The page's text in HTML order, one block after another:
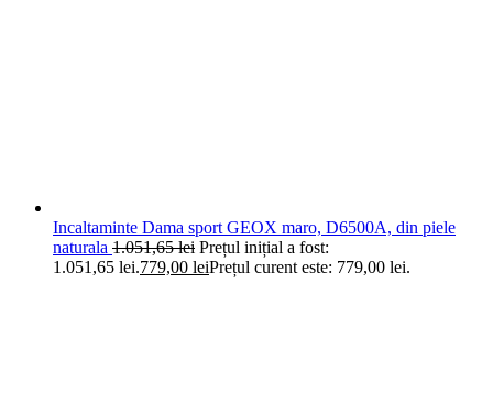
Incaltaminte Dama sport GEOX maro, D6500A, din piele
naturala 1.051,65lei Prețul inițial a fost:
1.051,65 lei.779,00 leiPrețul curent este: 779,00 lei.